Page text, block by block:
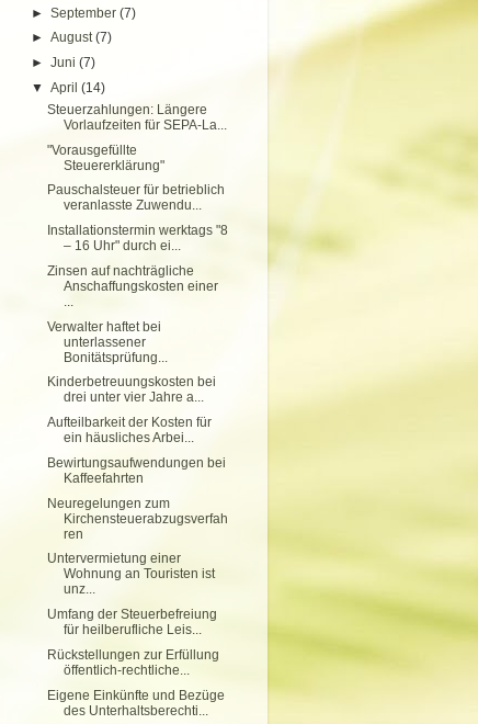
►September(7)
►August(7)
►Juni(7)
▼April(14)
Steuerzahlungen: Längere
Vorlaufzeiten für SEPA-La...
"Vorausgefüllte
Steuererklärung"
Pauschalsteuer für betrieblich
veranlasste Zuwendu...
Installationstermin werktags "8
– 16 Uhr" durch ei...
Zinsen auf nachträgliche
Anschaffungskosten einer
Verwalter haftet bei
unterlassener
Bonitätsprüfung...
Kinderbetreuungskosten bei
drei unter vier Jahre a...
Aufteilbarkeit der Kosten für
ein häusliches Arbei...
Bewirtungsaufwendungen bei
Kaffeefahrten
Neuregelungen zum
Kirchensteuerabzugsverfah
ren
Untervermietung einer
Wohnung an Touristen ist
unz...
Umfang der Steuerbefreiung
für heilberufliche Leis...
Rückstellungen zur Erfüllung
öffentlich-rechtliche...
Eigene Einkünfte und Bezüge
des Unterhaltsberechti...